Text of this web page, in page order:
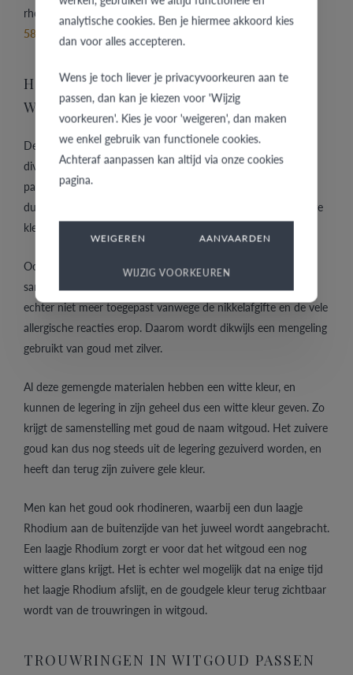
rhodium. Witgoud bestaat vaak uit wit 8 kt goud, wit 9 kt,
585 goud
, of goud 750.
HOE KOMEN TROUWRINGEN IN
WITGOUD AAN HUN KLEUR?
De werkwijze om eentrouwringen in witgoudte creëren kan
divers zijn. Witgoud kan een samenstelling zijn van goud met
palladium. Omdat de samenstelling met palladium echter
duurder is, wordt ook vaak mangaan gebruikt met een grijzere
kleur tot gevolg.
Ook het goedkopere nikkel werd dikwijls gebruikt. Maar de
samenstelling met nikkel wordt binnen de Europese Unie
echter niet meer toegepast vanwege de nikkelafgifte en de vele
allergische reacties erop. Daarom wordt dikwijls een mengeling
gebruikt van goud met zilver.
Al deze gemengde materialen hebben een witte kleur, en
kunnen de legering in zijn geheel dus een witte kleur geven. Zo
krijgt de samenstelling met goud de naam witgoud. Het zuivere
goud kan dus nog steeds uit de legering gezuiverd worden, en
heeft dan terug zijn zuivere gele kleur.
Men kan het goud ook rhodineren, waarbij een dun laagje
Rhodium aan de buitenzijde van het juweel wordt aangebracht.
Een laagje Rhodium zorgt er voor dat het witgoud een nog
wittere glans krijgt. Het is echter wel mogelijk dat na enige tijd
het laagje Rhodium afslijt, en de goudgele kleur terug zichtbaar
wordt van de trouwringen in witgoud.
TROUWRINGEN IN WITGOUD PASSEN
analytische cookies. Ben je hiermee akkoord kies
dan voor alles accepteren.
Wens je toch liever je privacyvoorkeuren aan te
passen, dan kan je kiezen voor 'Wijzig
voorkeuren'. Kies je voor 'weigeren', dan maken
we enkel gebruik van functionele cookies.
Achteraf aanpassen kan altijd via onze cookies
pagina.
WEIGEREN AANVAARDEN
WIJZIG VOORKEUREN